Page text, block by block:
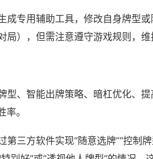
成专用辅助工具，修改自身牌型
），但需注意遵守游戏规则，维
、智能出牌策略、暗杠优化、提
。
三方软件实现“随意选牌”“控制